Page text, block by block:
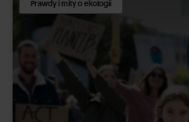
Prawdy i mity o ekologii